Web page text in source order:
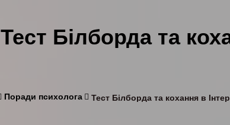
Тест Білборда та
Поради психолога Тест Білборда та кохання в